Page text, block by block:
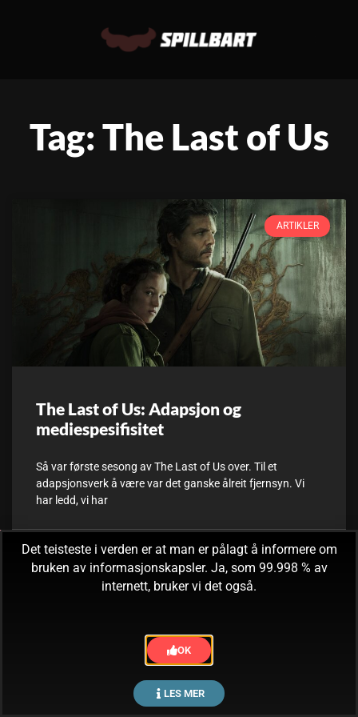
Tag: The Last of Us
ARTIKLER
The Last of Us: Adapsjon og
mediespesifisitet
Så var første sesong av The Last of Us over. Til et
adapsjonsverk å være var det ganske ålreit fjernsyn. Vi
har ledd, vi har
15. mars, 2023 Ingen kommentarer
Det teisteste i verden er at man er pålagt å informere om
bruken av informasjonskapsler. Ja, som 99.998 % av
internett, bruker vi det også.
OK
LES MER